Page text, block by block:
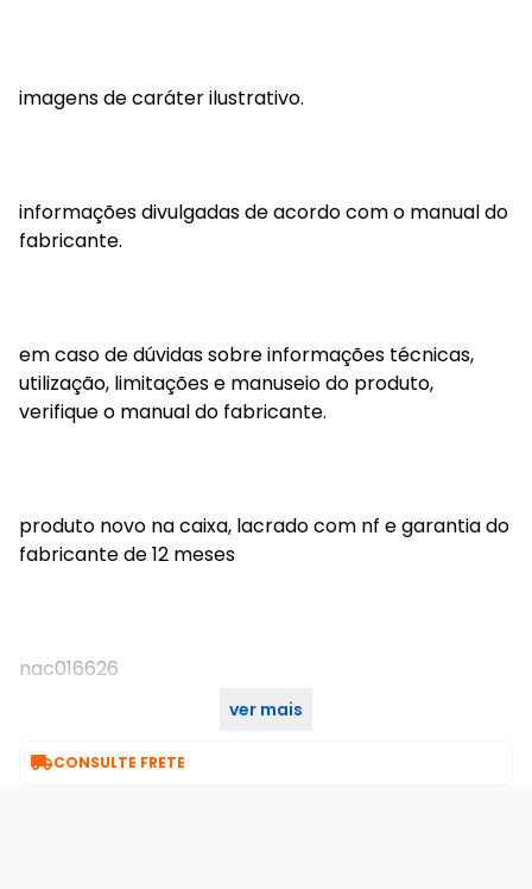
imagens de caráter ilustrativo.
informações divulgadas de acordo com o manual do
fabricante.
em caso de dúvidas sobre informações técnicas,
utilização, limitações e manuseio do produto,
verifique o manual do fabricante.
produto novo na caixa, lacrado com nf e garantia do
fabricante de 12 meses
nac016626
ver mais
CONSULTE FRETE